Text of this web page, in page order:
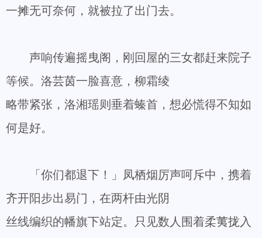
一摊无可奈何，就被拉了出门去。
声响传遍摇曳阁，刚回屋的三女都赶来院子
等候。洛芸茵一脸喜意，柳霜绫
略带紧张，洛湘瑶则垂着螓首，想必慌得不知如
何是好。
「你们都退下！」凤栖烟厉声呵斥中，携着
齐开阳步出易门，在两杆由光阴
丝线编织的幡旗下站定。只见数人围着柔荑拢入